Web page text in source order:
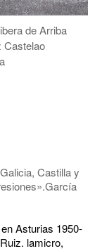
de Arriba
Castelao
Castilla y
Asturias 1950-
lamicro,